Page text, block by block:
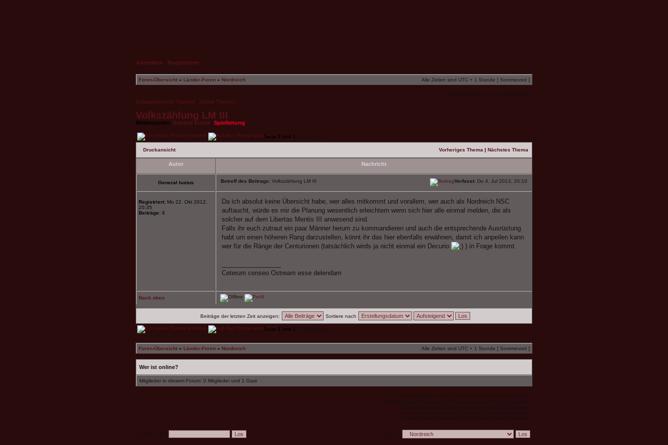
Anmelden Registrieren
Foren-Übersicht » Länder-Foren » Nordreich Alle Zeiten sind UTC + 1 Stunde [ Sommerzeit ]
Unbeantwortete Themen Aktive Themen
Volkszählung LM III
Moderatoren: General Iustus, Spielleitung
Seite 1 von 1
Druckansicht Vorheriges Thema | Nächstes Thema
Autor Nachricht
General Iustus Betreff des Beitrags: Volkszählung LM III Verfasst: Do 4. Jul 2013, 20:10
Registriert: Mo 22. Okt 2012,
20:35
Beiträge: 8
Da ich absolut keine Übersicht habe, wer alles mitkommt und vorallem, wer auch als Nordreich NSC
auftaucht, würde es mir die Planung wesentlich erleichtern wenn sich hier alle einmal melden, die als
solcher auf dem Libertas Mentis III anwesend sind.
Falls ihr euch zutraut ein paar Männer herum zu kommandieren und auch die entsprechende Ausrüstung
habt um einen höheren Rang darzustellen, könnt ihr das hier ebenfalls erwähnen, damit ich anpeilen kann
wer für die Ränge der Centurionen (tatsächlich wirds ja nicht einmal ein Decurio
) in Frage kommt.
Ceterum censeo Ostream esse delendam
Nach oben
Beiträge der letzten Zeit anzeigen: Sortiere nach
Seite 1 von 1
Foren-Übersicht » Länder-Foren » Nordreich Alle Zeiten sind UTC + 1 Stunde [ Sommerzeit ]
Wer ist online?
Mitglieder in diesem Forum: 0 Mitglieder und 1 Gast